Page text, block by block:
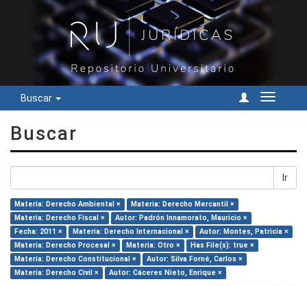
Buscar
Cambiar
Buscar
Ir
Materia: Derecho Ambiental ×
Materia: Derecho Mercantil ×
Materia: Derecho Fiscal ×
Autor: Padrón Innamorato, Mauricio ×
Fecha: 2011 ×
Materia: Derecho Internacional ×
Autor: Montes, Patricia ×
Materia: Derecho Procesal ×
Materia: Otro ×
Has File(s): true ×
Materia: Derecho Constitucional ×
Autor: Silva Forné, Carlos ×
Materia: Derecho Civil ×
Autor: Cáceres Nieto, Enrique ×